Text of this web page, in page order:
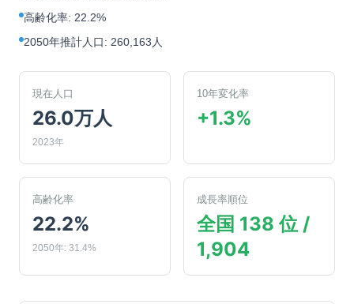
高齢化率: 22.2%
2050年推計人口: 260,163人
現在人口
26.0万人
2023年
10年変化率
+1.3%
高齢化率
22.2%
2050年: 31.4%
成長率順位
全国 138 位 /
1,904